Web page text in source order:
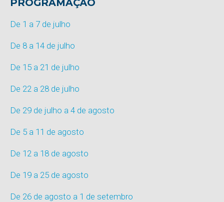
PROGRAMAÇÃO
De 1 a 7 de julho
De 8 a 14 de julho
De 15 a 21 de julho
De 22 a 28 de julho
De 29 de julho a 4 de agosto
De 5 a 11 de agosto
De 12 a 18 de agosto
De 19 a 25 de agosto
De 26 de agosto a 1 de setembro